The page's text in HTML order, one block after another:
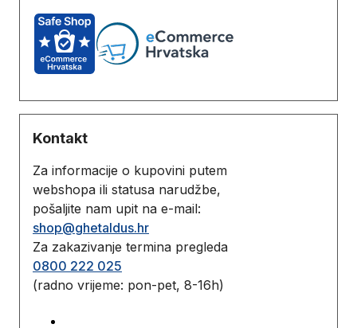
Kontakt
Za informacije o kupovini putem
webshopa ili statusa narudžbe,
pošaljite nam upit na e-mail:
shop@ghetaldus.hr
Za zakazivanje termina pregleda
0800 222 025
(radno vrijeme: pon-pet, 8-16h)